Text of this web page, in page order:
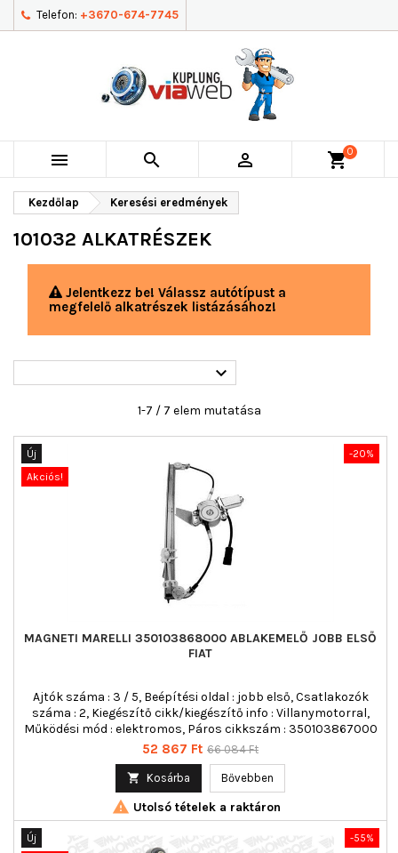
Telefon: +3670-674-7745
   shopping_cart0
Kezdőlap Keresési eredmények
101032 ALKATRÉSZEK
Jelentkezz be! Válassz autótípust a
megfelelő alkatrészek listázásához!

1-7 / 7 elem mutatása
-20%
Új
Akciós!
MAGNETI MARELLI 350103868000 ABLAKEMELŐ JOBB ELSŐ
FIAT
Ajtók száma : 3 / 5, Beépítési oldal : jobb első, Csatlakozók
száma : 2, Kiegészítő cikk/kiegészítő info : Villanymotorral,
Működési mód : elektromos, Páros cikkszám : 350103867000
Ár
52 867 Ft Normál
66 084 Ft
 Kosárba Bővebben
 Utolsó tételek a raktáron
-55%
Új